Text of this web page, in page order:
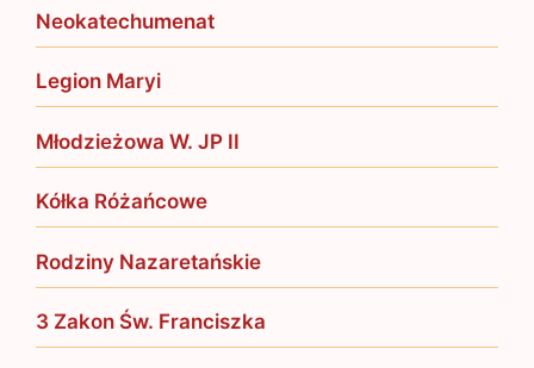
Neokatechumenat
Legion Maryi
Młodzieżowa W. JP II
Kółka Różańcowe
Rodziny Nazaretańskie
3 Zakon Św. Franciszka